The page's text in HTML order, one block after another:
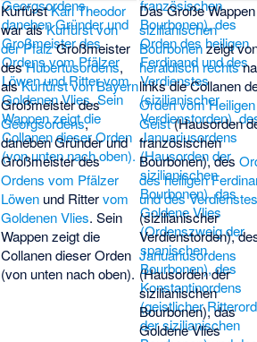
KurfürstKarl Theodor
war alsKurfürst von
der PfalzGroßmeister
desHubertusordens,
alsKurfürst von Bayern
Großmeister des
Georgsordens,
daneben Gründer und
Großmeister des
Ordens vom Pfälzer
Löwen und Rittervom
Goldenen Vlies. Sein
Wappen zeigt die
Collanen dieser Orden
(von unten nach oben).
Das Große
sizilianischen
Bourbonenzeigt
heraldisch rechts
links die Collanen
Orden vom Heiligen
Geist(Hausorden
französischen
Bourbonen), des
des heiligen
und des Verdienstes
(sizilianischer
Verdienstorden),
Januariusordens
(Hausorden der
sizilianischen
Bourbonen), das
Goldene Vlies